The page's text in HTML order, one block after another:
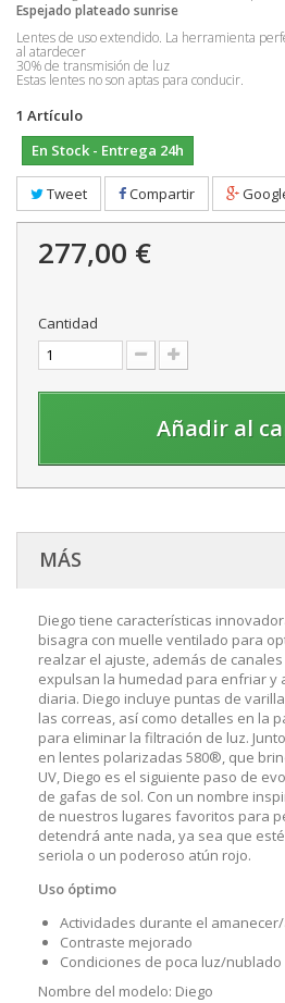
Espejado plateado sunrise
Lentes de uso extendido. La herramienta
al atardecer
30% de transmisión de luz
Estas lentes no son aptas para conducir.
1 Artículo
En Stock - Entrega 24h
Tweet Compartir
277,00 €
Cantidad
Añadir al
MÁS
Diego tiene características
bisagra con muelle ventilado para
realzar el ajuste, además de
expulsan la humedad para enfriar y
diaria. Diego incluye puntas de
las correas, así como detalles en la
para eliminar la filtración de luz.
en lentes polarizadas 580®, que
UV, Diego es el siguiente paso de
de gafas de sol. Con un nombre
de nuestros lugares favoritos para
detendrá ante nada, ya sea que
seriola o un poderoso atún rojo.
Uso óptimo
Actividades durante el
Contraste mejorado
Condiciones de poca luz/nublado
Nombre del modelo: Diego